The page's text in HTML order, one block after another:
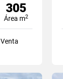
305
Área m2
Venta